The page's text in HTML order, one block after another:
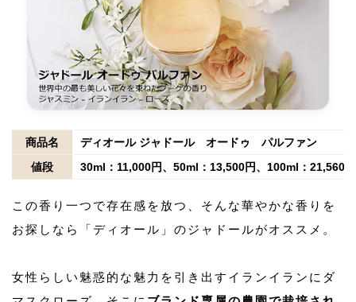
商品名
ディオール ジャドール オードゥ パルファン
値段
30ml：11,000円、50ml：13,500円、100ml：21,560
この香り一つで存在感を放つ、そんな華やかな香りを
お探しなら「ディオール」のジャドールがオススメ。
女性らしい魅惑的な魅力を引き出すイランイランにダ